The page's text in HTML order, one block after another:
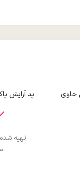
حاوی
پد آرایش
تهیه شده از